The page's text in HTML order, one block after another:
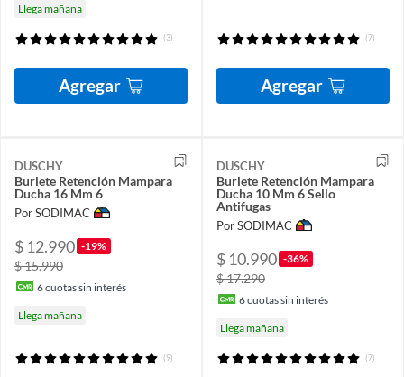
Llega mañana
(3)
Agregar
(7)
Agregar
DUSCHY
Burlete Retención Mampara
Ducha 16 Mm 6
Por SODIMAC
$ 12.990 -19%
$ 15.990
6cuotas sin interés
Llega mañana
(9)
DUSCHY
Burlete Retención Mampara
Ducha 10 Mm 6 Sello
Antifugas
Por SODIMAC
$ 10.990 -36%
$ 17.290
6cuotas sin interés
Llega mañana
(7)